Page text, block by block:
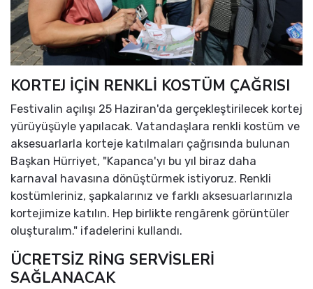
KORTEJ İÇİN RENKLİ KOSTÜM ÇAĞRISI
Festivalin açılışı 25 Haziran'da gerçekleştirilecek kortej
yürüyüşüyle yapılacak. Vatandaşlara renkli kostüm ve
aksesuarlarla korteje katılmaları çağrısında bulunan
Başkan Hürriyet, "Kapanca'yı bu yıl biraz daha
karnaval havasına dönüştürmek istiyoruz. Renkli
kostümleriniz, şapkalarınız ve farklı aksesuarlarınızla
kortejimize katılın. Hep birlikte rengârenk görüntüler
oluşturalım." ifadelerini kullandı.
ÜCRETSİZ RİNG SERVİSLERİ
SAĞLANACAK